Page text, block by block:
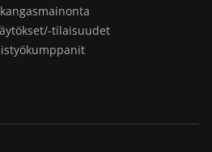
tilaisuudet